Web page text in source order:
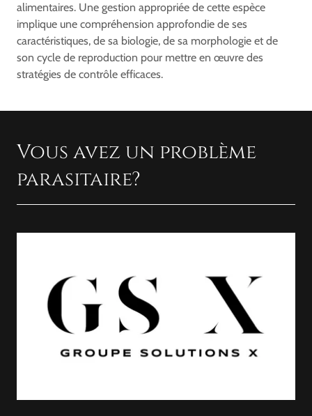
alimentaires. Une gestion appropriée de cette espèce
implique une compréhension approfondie de ses
caractéristiques, de sa biologie, de sa morphologie et de
son cycle de reproduction pour mettre en œuvre des
stratégies de contrôle efficaces.
Vous avez un problème
parasitaire?